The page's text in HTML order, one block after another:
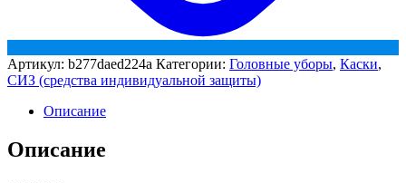
Артикул: b277daed224a Категории: Головные уборы, Каски,
СИЗ (средства индивидуальной защиты)
Описание
Описание